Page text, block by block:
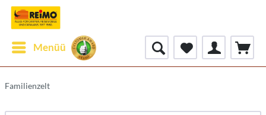
Menüü
Familienzelt